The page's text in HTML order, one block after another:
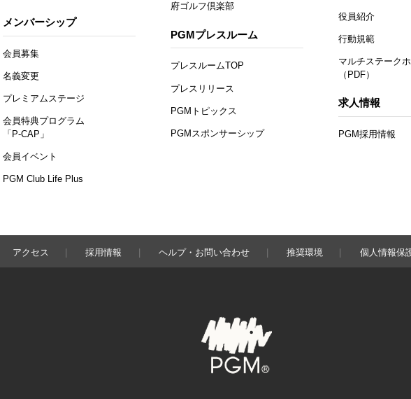
メンバーシップ
会員募集
名義変更
プレミアムステージ
会員特典プログラム
「P-CAP」
会員イベント
PGM Club Life Plus
府ゴルフ倶楽部
PGMプレスルーム
プレスルームTOP
プレスリリース
PGMトピックス
PGMスポンサーシップ
役員紹介
行動規範
マルチステーク
（PDF）
求人情報
PGM採用情報
アクセス 採用情報 ヘルプ・お問い合わせ 推奨環境 個人情報保